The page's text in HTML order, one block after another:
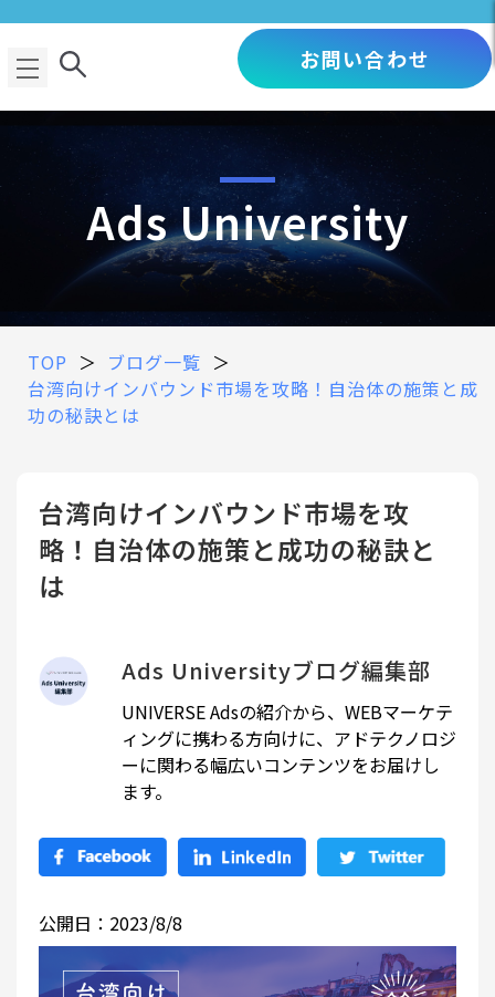
お問い合わせ
Ads University
TOP ＞ ブログ一覧 ＞
台湾向けインバウンド市場を攻略！自治体の施策と成
功の秘訣とは
台湾向けインバウンド市場を攻
略！自治体の施策と成功の秘訣と
は
Ads Universityブログ編集部
UNIVERSE Adsの紹介から、WEBマーケテ
ィングに携わる方向けに、アドテクノロジ
ーに関わる幅広いコンテンツをお届けし
ます。
公開日：2023/8/8